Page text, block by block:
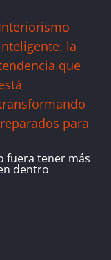
la
que
para
fuera tener más
dentro